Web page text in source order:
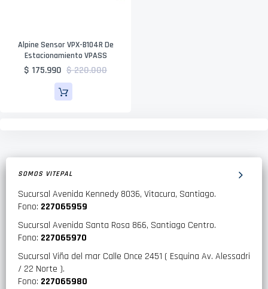
Alpine Sensor VPX-B104R De
Estacionamiento VPASS
$ 175.990 $ 220.000
SOMOS VITEPAL
Sucursal Avenida Kennedy 8036, Vitacura, Santiago.
Fono: 227065959
Sucursal Avenida Santa Rosa 866, Santiago Centro.
Fono: 227065970
Sucursal Viña del mar Calle Once 2451 ( Esquina Av. Alessadri
/ 22 Norte ).
Fono: 227065980